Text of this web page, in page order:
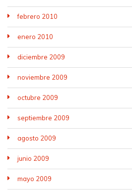
febrero 2010
enero 2010
diciembre 2009
noviembre 2009
octubre 2009
septiembre 2009
agosto 2009
junio 2009
mayo 2009